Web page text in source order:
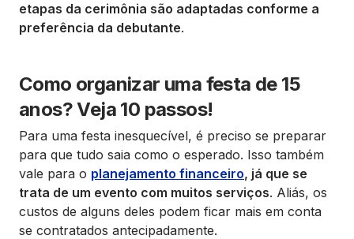
etapas da cerimônia são adaptadas conforme a
preferência da debutante.
Como organizar uma festa de 15
anos? Veja 10 passos!
Para uma festa inesquecível, é preciso se preparar
para que tudo saia como o esperado. Isso também
vale para o planejamento financeiro, já que se
trata de um evento com muitos serviços. Aliás, os
custos de alguns deles podem ficar mais em conta
se contratados antecipadamente.